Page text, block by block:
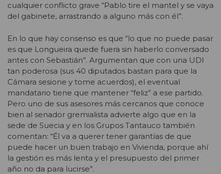
cualquier conflicto grave “Pablo tire el mantel y se vaya
del gabinete, arrastrando a alguno más con él”.
En lo que hay consenso es que “lo que no puede pasar
es que Longueira quede fuera sin haberlo conversado
antes con Sebastián”. Argumentan que con una UDI
tan poderosa (sus 40 diputados bastan para que la
Cámara sesione y tome acuerdos), el eventual
mandatario tiene que mantener “feliz” a ese partido.
Pero uno de sus asesores más cercanos que conoce
bien al senador gremialista advierte algo que en la
sede de Suecia y en los Grupos Tantauco también
comentan: “Él va a querer tener garantías de que
puede hacer un buen trabajo en Vivienda, porque ahí
la gestión es más lenta y el presupuesto del primer
año no da para lucirse”.